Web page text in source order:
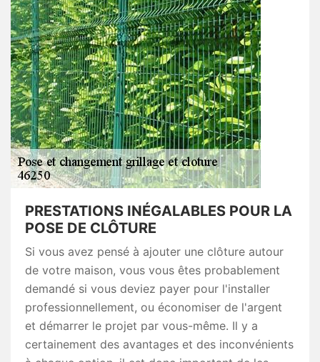
PRESTATIONS INÉGALABLES POUR LA
POSE DE CLÔTURE
Si vous avez pensé à ajouter une clôture autour
de votre maison, vous vous êtes probablement
demandé si vous deviez payer pour l'installer
professionnellement, ou économiser de l'argent
et démarrer le projet par vous-même. Il y a
certainement des avantages et des inconvénients